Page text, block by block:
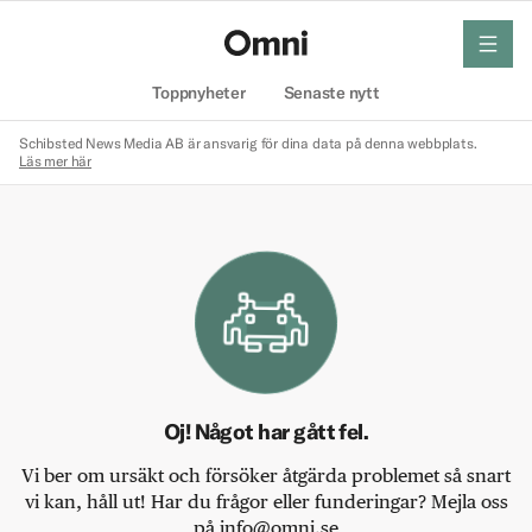
Toppnyheter Senaste nytt
meny
Schibsted News Media AB är ansvarig för dina data på denna webbplats.
Läs mer här
Oj! Något har gått fel.
Vi ber om ursäkt och försöker åtgärda problemet så snart
vi kan, håll ut! Har du frågor eller funderingar? Mejla oss